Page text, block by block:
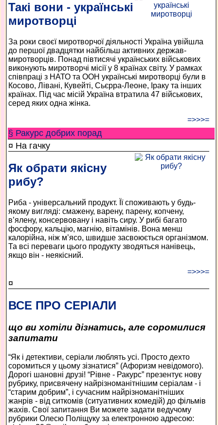
Такі вони - українські
миротворці
За роки своєї миротворчої діяльності Україна увійшла
до першої двадцятки найбільш активних держав-
миротворців. Понад півтисячі українських військових
виконують миротворчі місії у 8 країнах світу. У рамках
співпраці з НАТО та ООН українські миротворці були в
Косово, Лівані, Кувейті, Сьєрра-Леоне, Іраку та інших
країнах. Під час місій Україна втратила 47 військових,
серед яких одна жінка.
=>>>=
§ Ракурс добрих порад
¤ На гачку
Як обрати якісну
рибу?
Риба - універсальний продукт. Її споживають у будь-
якому вигляді: смажену, варену, парену, копчену,
в’ялену, консервовану і навіть сиру. У рибі багато
фосфору, кальцію, магнію, вітамінів. Вона менш
калорійна, ніж м’ясо, швидше засвоюється організмом.
Та всі переваги цього продукту зводяться нанівець,
якщо він - неякісний.
=>>>=
¤
ВСЕ ПРО СЕРІАЛИ
що ви хотіли дізнатись, але соромилися
запитати
“Як і детективи, серіали люблять усі. Просто дехто
соромиться у цьому зізнатися” (Афоризм невідомого).
Дорогі шановні друзі! “Рівне - Ракурс” презентує нову
рубрику, присвячену найрізноманітнішим серіалам - і
“старим добрим”, і сучасним найрізноманітніших
жанрів - від ситкомів (ситуативних комедій) до фільмів
жахів. Свої запитання Ви можете задати ведучому
рубрики Олесю Поліщуку за електронною адресою: